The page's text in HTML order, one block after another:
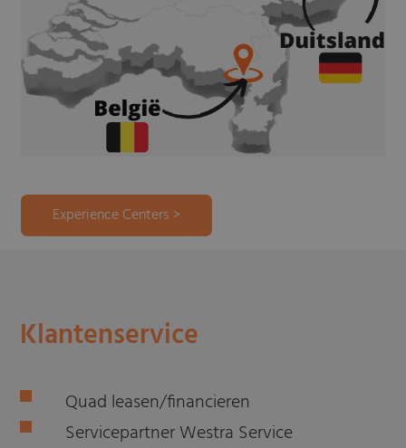
Experience Centers >
Klantenservice
Quad leasen/financieren
Servicepartner Westra Service